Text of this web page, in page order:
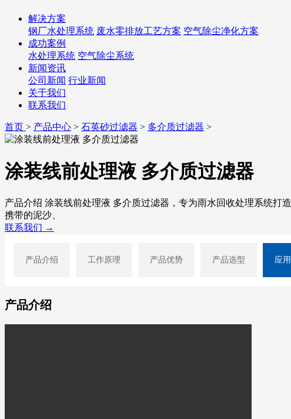
解决方案
钢厂水处理系统 废水零排放工艺方案 空气除尘净化方案
成功案例
水处理系统 空气除尘系统
新闻资讯
公司新闻 行业新闻
关于我们
联系我们
首页 > 产品中心 > 石英砂过滤器 > 多介质过滤器 >
涂装线前处理液 多介质过滤器
产品介绍 涂装线前处理液 多介质过滤器，专为雨水回收处理系统
携带的泥沙、
联系我们 →
产品介绍 工作原理 产品优势 产品选型 应
产品介绍